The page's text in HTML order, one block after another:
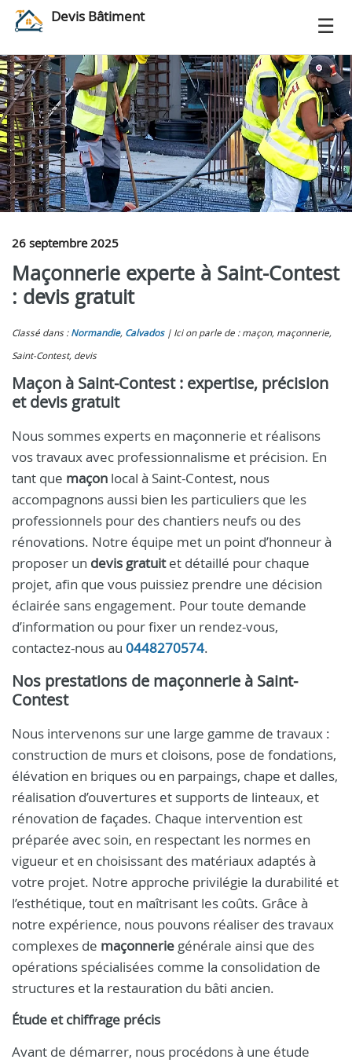
Devis Bâtiment
26 septembre 2025
Maçonnerie experte à Saint-Contest
: devis gratuit
Classé dans : Normandie, Calvados
Ici on parle de : maçon, maçonnerie,
Saint-Contest, devis
Maçon à Saint-Contest : expertise, précision
et devis gratuit
Nous sommes experts en maçonnerie et réalisons
vos travaux avec professionnalisme et précision. En
tant que maçon local à Saint-Contest, nous
accompagnons aussi bien les particuliers que les
professionnels pour des chantiers neufs ou des
rénovations. Notre équipe met un point d’honneur à
proposer un devis gratuitet détaillé pour chaque
projet, afin que vous puissiez prendre une décision
éclairée sans engagement. Pour toute demande
d’information ou pour fixer un rendez-vous,
contactez-nous au 0448270574.
Nos prestations de maçonnerie à Saint-
Contest
Nous intervenons sur une large gamme de travaux :
construction de murs et cloisons, pose de fondations,
élévation en briques ou en parpaings, chape et dalles,
réalisation d’ouvertures et supports de linteaux, et
rénovation de façades. Chaque intervention est
préparée avec soin, en respectant les normes en
vigueur et en choisissant des matériaux adaptés à
votre projet. Notre approche privilégie la durabilité et
l’esthétique, tout en maîtrisant les coûts. Grâce à
notre expérience, nous pouvons réaliser des travaux
complexes de maçonnerie générale ainsi que des
opérations spécialisées comme la consolidation de
structures et la restauration du bâti ancien.
Étude et chiffrage précis
Avant de démarrer, nous procédons à une étude